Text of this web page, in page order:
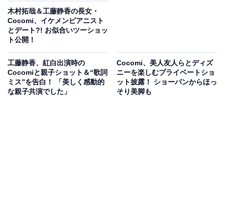
木村拓哉＆工藤静香の長女・
Cocomi、イケメンピアニスト
とデート?! お似合いツーショッ
ト公開！
工藤静香、紅白出演時の
Cocomiと親子ショット＆“歌詞
ミス”を告白！ 「美しく感動的
な親子共演でした」
Cocomi、美人友人らとディズ
ニーを楽しむプライベートショ
ット披露！ ショーパンからほっ
そり美脚も